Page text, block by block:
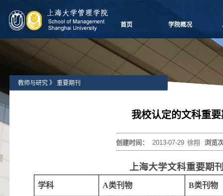
首页 学院概况
学院愿景
院长致辞
学院介绍
党群组织
学院制度
学院视频
历任领导
教师与研究 》 重要期刊
我校认定的文科重
创建时间：2013-07-29 徐翔 浏览
上海大学文科重要期
学科 A类刊物 B类刊物